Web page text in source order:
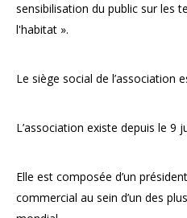
sensibilisation du public sur les
l'habitat ».
Le siège social de l’association
L’association existe depuis le 9
Elle est composée d’un
commercial au sein d’un des